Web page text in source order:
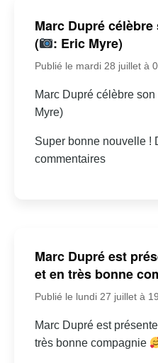
Marc Dupré
(
: Eric Myre)
Publié le mardi 28 juillet à
Marc Dupré célèbre
Myre)
Super bonne nouvelle !
commentaires
Marc Dupré est
et en très bonne
Publié le lundi 27 juillet à
Marc Dupré est
très bonne compagnie